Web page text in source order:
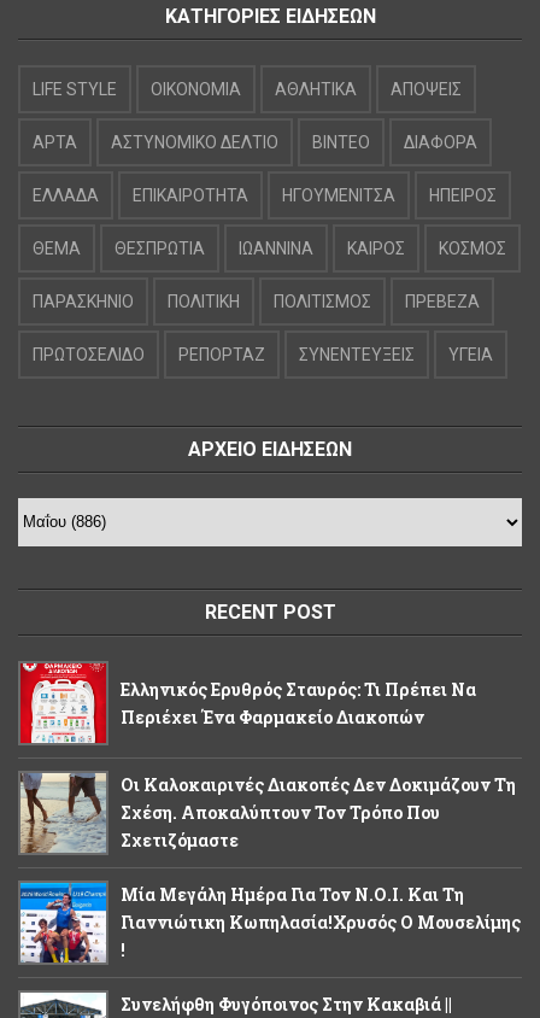
ΚΑΤΗΓΟΡΙΕΣ ΕΙΔΗΣΕΩΝ
LIFE STYLE OIKONOMIA ΑΘΛΗΤΙΚΑ ΑΠΟΨΕΙΣ
ΑΡΤΑ ΑΣΤΥΝΟΜΙΚΟ ΔΕΛΤΙΟ ΒΙΝΤΕΟ ΔΙΑΦΟΡΑ
ΕΛΛΑΔΑ ΕΠΙΚΑΙΡΟΤΗΤΑ ΗΓΟΥΜΕΝΙΤΣΑ ΗΠΕΙΡΟΣ
ΘΕΜΑ ΘΕΣΠΡΩΤΙΑ ΙΩΑΝΝΙΝΑ ΚΑΙΡΟΣ ΚΟΣΜΟΣ
ΠΑΡΑΣΚΗΝΙΟ ΠΟΛΙΤΙΚΗ ΠΟΛΙΤΙΣΜΟΣ ΠΡΕΒΕΖΑ
ΠΡΩΤΟΣΕΛΙΔΟ ΡΕΠΟΡΤΑΖ ΣΥΝΕΝΤΕΥΞΕΙΣ ΥΓΕΙΑ
ΑΡΧΕΙΟ ΕΙΔΗΣΕΩΝ
RECENT POST
Ελληνικός Ερυθρός Σταυρός: Τι Πρέπει Να
Περιέχει Ένα Φαρμακείο Διακοπών
Οι Καλοκαιρινές Διακοπές Δεν Δοκιμάζουν Τη
Σχέση. Αποκαλύπτουν Τον Τρόπο Που
Σχετιζόμαστε
Μία Μεγάλη Ημέρα Για Τον Ν.Ο.Ι. Και Τη
Γιαννιώτικη Κωπηλασία!Χρυσός Ο Μουσελίμης
!
Συνελήφθη Φυγόποινος Στην Κακαβιά ||